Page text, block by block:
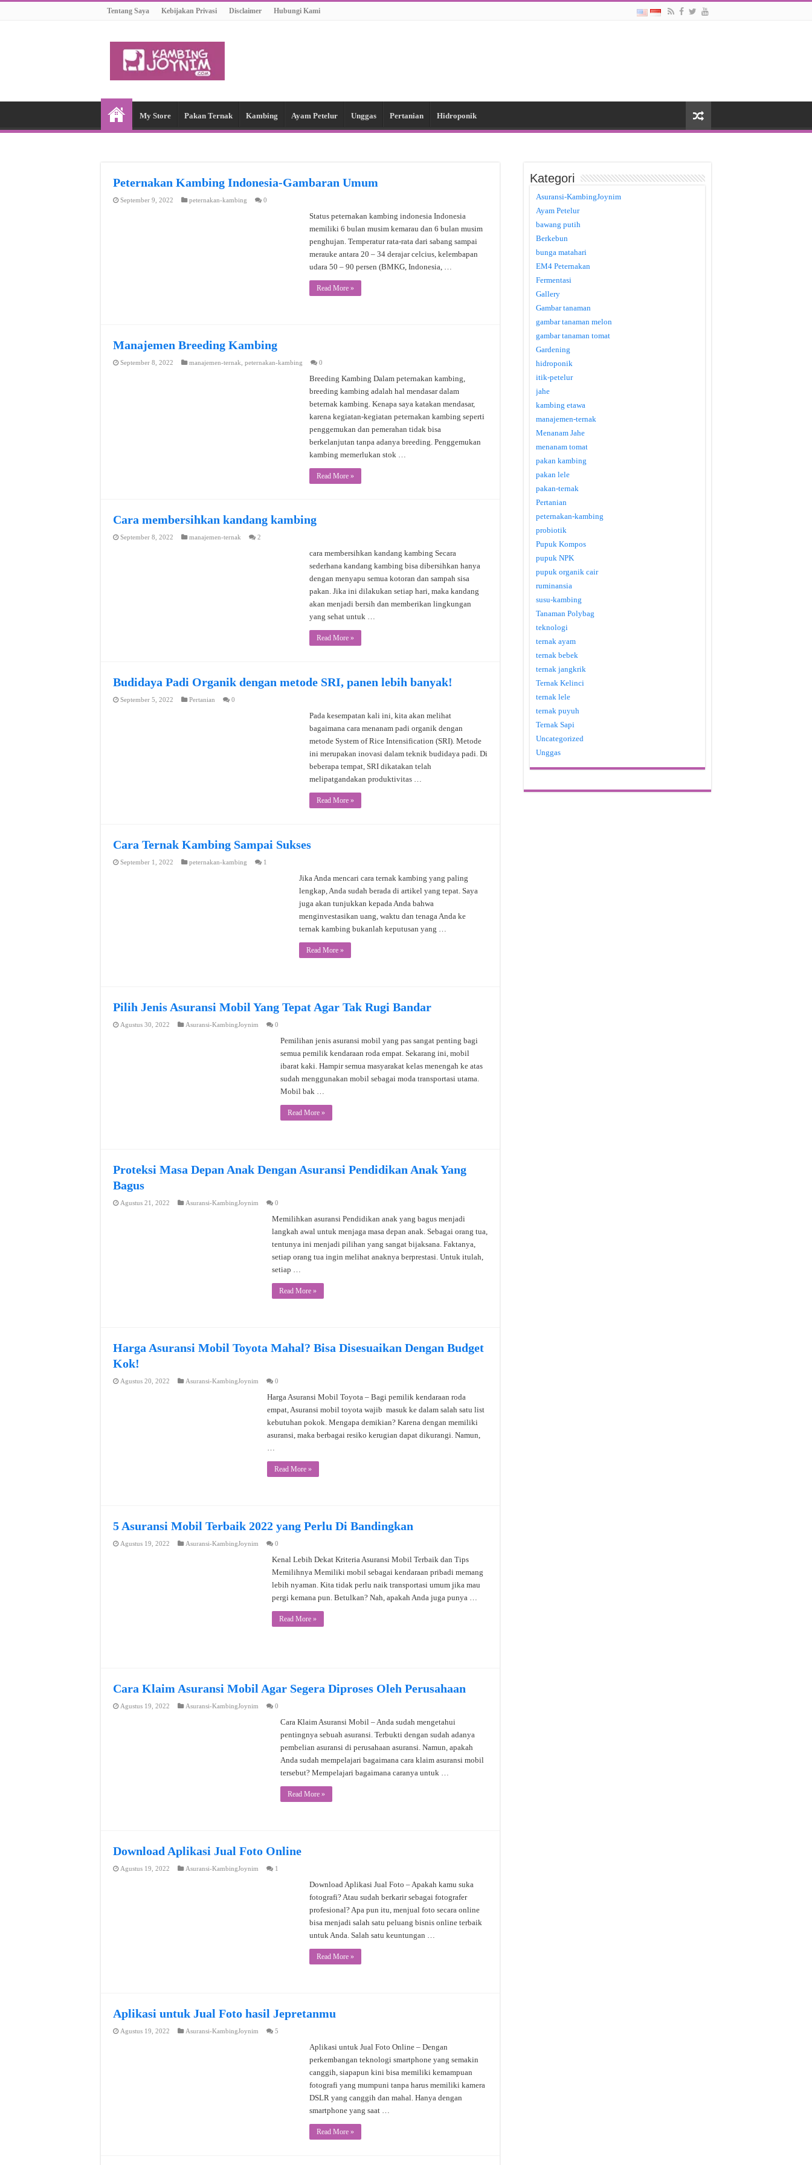
Tentang Saya Kebijakan Privasi Disclaimer Hubungi Kami
My Store Pakan Ternak Kambing Ayam Petelur Unggas Pertanian Hidroponik
Peternakan Kambing Indonesia-Gambaran Umum
September 9, 2022 peternakan-kambing 0
Status peternakan kambing indonesia Indonesia
memiliki 6 bulan musim kemarau dan 6 bulan musim
penghujan. Temperatur rata-rata dari sabang sampai
merauke antara 20 – 34 derajar celcius, kelembapan
udara 50 – 90 persen (BMKG, Indonesia, …
Read More »
Manajemen Breeding Kambing
September 8, 2022 manajemen-ternak peternakan-kambing 0
Breeding Kambing Dalam peternakan kambing,
breeding kambing adalah hal mendasar dalam
beternak kambing. Kenapa saya katakan mendasar,
karena kegiatan-kegiatan peternakan kambing seperti
penggemukan dan pemerahan tidak bisa
berkelanjutan tanpa adanya breeding. Penggemukan
kambing memerlukan stok …
Read More »
Cara membersihkan kandang kambing
September 8, 2022 manajemen-ternak 2
cara membersihkan kandang kambing Secara
sederhana kandang kambing bisa dibersihkan hanya
dengan menyapu semua kotoran dan sampah sisa
pakan. Jika ini dilakukan setiap hari, maka kandang
akan menjadi bersih dan memberikan lingkungan
yang sehat untuk …
Read More »
Budidaya Padi Organik dengan metode SRI, panen lebih banyak!
September 5, 2022 Pertanian 0
Pada kesempatan kali ini, kita akan melihat
bagaimana cara menanam padi organik dengan
metode System of Rice Intensification (SRI). Metode
ini merupakan inovasi dalam teknik budidaya padi. Di
beberapa tempat, SRI dikatakan telah
melipatgandakan produktivitas …
Read More »
Cara Ternak Kambing Sampai Sukses
September 1, 2022 peternakan-kambing 1
Jika Anda mencari cara ternak kambing yang paling
lengkap, Anda sudah berada di artikel yang tepat. Saya
juga akan tunjukkan kepada Anda bahwa
menginvestasikan uang, waktu dan tenaga Anda ke
ternak kambing bukanlah keputusan yang …
Read More »
Pilih Jenis Asuransi Mobil Yang Tepat Agar Tak Rugi Bandar
Agustus 30, 2022 Asuransi-KambingJoynim 0
Pemilihan jenis asuransi mobil yang pas sangat penting bagi
semua pemilik kendaraan roda empat. Sekarang ini, mobil
ibarat kaki. Hampir semua masyarakat kelas menengah ke atas
sudah menggunakan mobil sebagai moda transportasi utama.
Mobil bak …
Read More »
Proteksi Masa Depan Anak Dengan Asuransi Pendidikan Anak Yang
Bagus
Agustus 21, 2022 Asuransi-KambingJoynim 0
Memilihkan asuransi Pendidikan anak yang bagus menjadi
langkah awal untuk menjaga masa depan anak. Sebagai orang tua,
tentunya ini menjadi pilihan yang sangat bijaksana. Faktanya,
setiap orang tua ingin melihat anaknya berprestasi. Untuk itulah,
setiap …
Read More »
Harga Asuransi Mobil Toyota Mahal? Bisa Disesuaikan Dengan Budget
Kok!
Agustus 20, 2022 Asuransi-KambingJoynim 0
Harga Asuransi Mobil Toyota – Bagi pemilik kendaraan roda
empat, Asuransi mobil toyota wajib masuk ke dalam salah satu list
kebutuhan pokok. Mengapa demikian? Karena dengan memiliki
asuransi, maka berbagai resiko kerugian dapat dikurangi. Namun,
…
Read More »
5 Asuransi Mobil Terbaik 2022 yang Perlu Di Bandingkan
Agustus 19, 2022 Asuransi-KambingJoynim 0
Kenal Lebih Dekat Kriteria Asuransi Mobil Terbaik dan Tips
Memilihnya Memiliki mobil sebagai kendaraan pribadi memang
lebih nyaman. Kita tidak perlu naik transportasi umum jika mau
pergi kemana pun. Betulkan? Nah, apakah Anda juga punya …
Read More »
Cara Klaim Asuransi Mobil Agar Segera Diproses Oleh Perusahaan
Agustus 19, 2022 Asuransi-KambingJoynim 0
Cara Klaim Asuransi Mobil – Anda sudah mengetahui
pentingnya sebuah asuransi. Terbukti dengan sudah adanya
pembelian asuransi di perusahaan asuransi. Namun, apakah
Anda sudah mempelajari bagaimana cara klaim asuransi mobil
tersebut? Mempelajari bagaimana caranya untuk …
Read More »
Download Aplikasi Jual Foto Online
Agustus 19, 2022 Asuransi-KambingJoynim 1
Download Aplikasi Jual Foto – Apakah kamu suka
fotografi? Atau sudah berkarir sebagai fotografer
profesional? Apa pun itu, menjual foto secara online
bisa menjadi salah satu peluang bisnis online terbaik
untuk Anda. Salah satu keuntungan …
Read More »
Aplikasi untuk Jual Foto hasil Jepretanmu
Agustus 19, 2022 Asuransi-KambingJoynim 5
Aplikasi untuk Jual Foto Online – Dengan
perkembangan teknologi smartphone yang semakin
canggih, siapapun kini bisa memiliki kemampuan
fotografi yang mumpuni tanpa harus memiliki kamera
DSLR yang canggih dan mahal. Hanya dengan
smartphone yang saat …
Read More »
Kategori
Asuransi-KambingJoynim
Ayam Petelur
bawang putih
Berkebun
bunga matahari
EM4 Peternakan
Fermentasi
Gallery
Gambar tanaman
gambar tanaman melon
gambar tanaman tomat
Gardening
hidroponik
itik-petelur
jahe
kambing etawa
manajemen-ternak
Menanam Jahe
menanam tomat
pakan kambing
pakan lele
pakan-ternak
Pertanian
peternakan-kambing
probiotik
Pupuk Kompos
pupuk NPK
pupuk organik cair
ruminansia
susu-kambing
Tanaman Polybag
teknologi
ternak ayam
ternak bebek
ternak jangkrik
Ternak Kelinci
ternak lele
ternak puyuh
Ternak Sapi
Uncategorized
Unggas